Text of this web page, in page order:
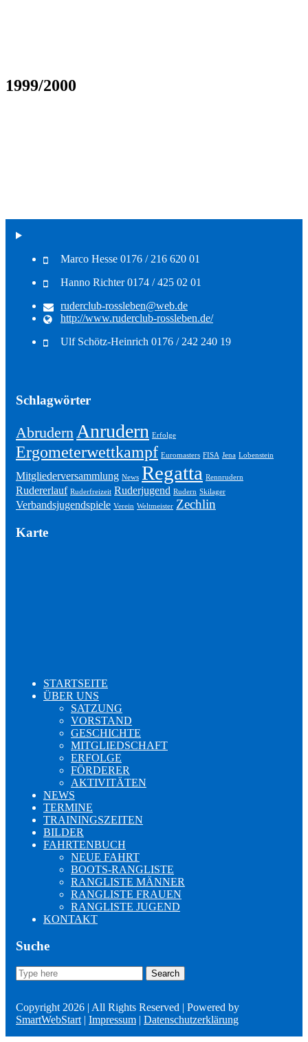
1999/2000
Marco Hesse 0176 / 216 620 01
Hanno Richter 0174 / 425 02 01
ruderclub-rossleben@web.de
http://www.ruderclub-rossleben.de/
Ulf Schötz-Heinrich 0176 / 242 240 19
Schlagwörter
AbrudernAnrudern Erfolge
Ergometerwettkampf Euromasters FISA Jena Lobenstein
Mitgliederversammlung News Regatta Rennrudern
Rudererlauf Ruderfreizeit Ruderjugend Rudern Skilager
Verbandsjugendspiele Verein Weltmeister Zechlin
Karte
STARTSEITE
ÜBER UNS
SATZUNG
VORSTAND
GESCHICHTE
MITGLIEDSCHAFT
ERFOLGE
FÖRDERER
AKTIVITÄTEN
NEWS
TERMINE
TRAININGSZEITEN
BILDER
FAHRTENBUCH
NEUE FAHRT
BOOTS-RANGLISTE
RANGLISTE MÄNNER
RANGLISTE FRAUEN
RANGLISTE JUGEND
KONTAKT
Suche
Search
for:
Search
Copyright 2026 | All Rights Reserved | Powered by
SmartWebStart | Impressum | Datenschutzerklärung